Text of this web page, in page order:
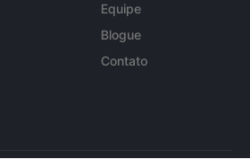
Equipe
Blogue
Contato